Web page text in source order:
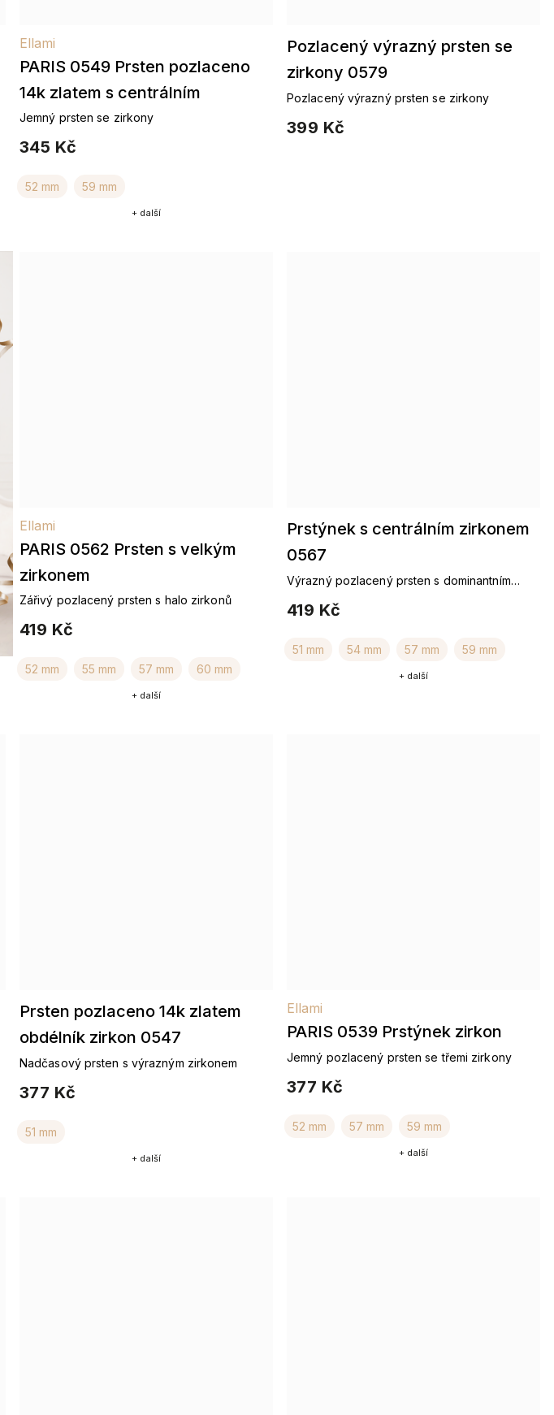
PARIS 0549 Prsten pozlaceno
14k zlatem s centrálním
zirkonem
Ellami
345 Kč
Jemný prsten se zirkony
52 mm 59 mm
+ další
Pozlacený výrazný prsten se
zirkony 0579
399 Kč
Pozlacený výrazný prsten se zirkony
PARIS 0562 Prsten s velkým
zirkonem
Ellami
419 Kč
Zářivý pozlacený prsten s halo zirkonů
52 mm 55 mm 57 mm 60 mm
+ další
Prstýnek s centrálním zirkonem
0567
419 Kč
Výrazný pozlacený prsten s dominantním
51 mm 54 mm 57 mm 59 mm
+ další
Prsten pozlaceno 14k zlatem
obdélník zirkon 0547
377 Kč
Nadčasový prsten s výrazným zirkonem
51 mm
+ další
PARIS 0539 Prstýnek zirkon
Ellami
377 Kč
Jemný pozlacený prsten se třemi zirkony
52 mm 57 mm 59 mm
+ další